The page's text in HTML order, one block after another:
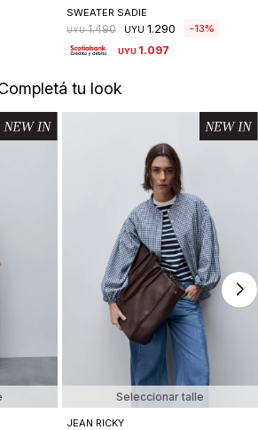
SWEATER SADIE
UYU 1.490 UYU 1.290 13
UYU 1.097
tu look
Seleccionar talle
JEAN RICKY